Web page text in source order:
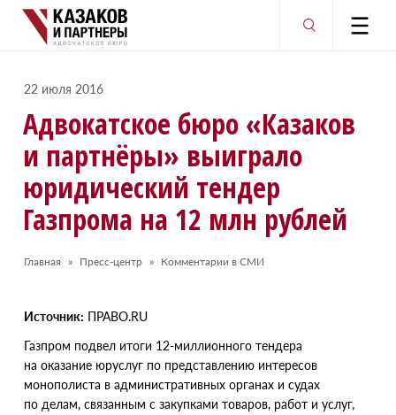
22 июля 2016
Адвокатское бюро «Казаков
и партнёры» выиграло
юридический тендер
Газпрома на 12 млн рублей
Главная Пресс-центр Комментарии в СМИ
Источник: ПРАВО.RU
Газпром подвел итоги 12-миллионного тендера
на оказание юруслуг по представлению интересов
монополиста в административных органах и судах
по делам, связанным с закупками товаров, работ и услуг,